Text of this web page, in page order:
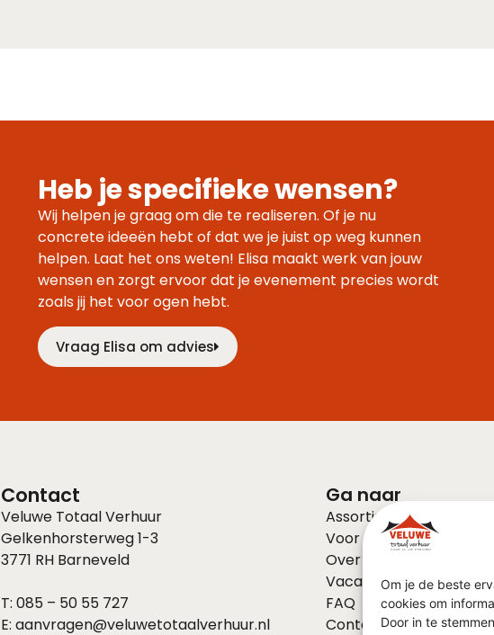
Om je de beste
cookies om
Door in te
Heb je specifieke wensen?
Wij helpen je graag om die te realiseren. Of je nu
concrete ideeën hebt of dat we je juist op weg kunnen
helpen. Laat het ons weten! Elisa maakt werk van jouw
wensen en zorgt ervoor dat je evenement precies wordt
zoals jij het voor ogen hebt.
Vraag Elisa om advies
Contact
Veluwe Totaal Verhuur
Gelkenhorsterweg 1-3
3771 RH Barneveld
T: 085 – 50 55 727
E: aanvragen@veluwetotaalverhuur.nl
Ga naar
Assortiment
Voor bedrijven
Over ons
Vacatures
FAQ
Contact